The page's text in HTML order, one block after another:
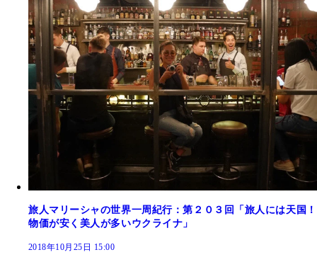
旅人マリーシャの世界一周紀行：第２０３回「旅人には天国！
物価が安く美人が多いウクライナ」
2018年10月25日 15:00